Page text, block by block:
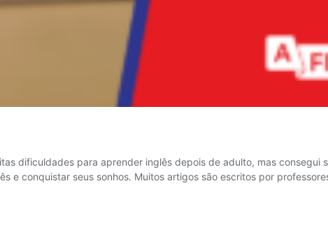
dificuldades para aprender inglês depois de adulto, mas
e conquistar seus sonhos. Muitos artigos são escritos por